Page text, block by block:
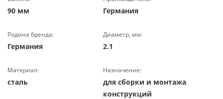
90 мм Германия
Родина бренда:
Германия
Диаметр, мм:
2.1
Материал:
сталь
Назначение:
для сборки и монтажа
конструкций